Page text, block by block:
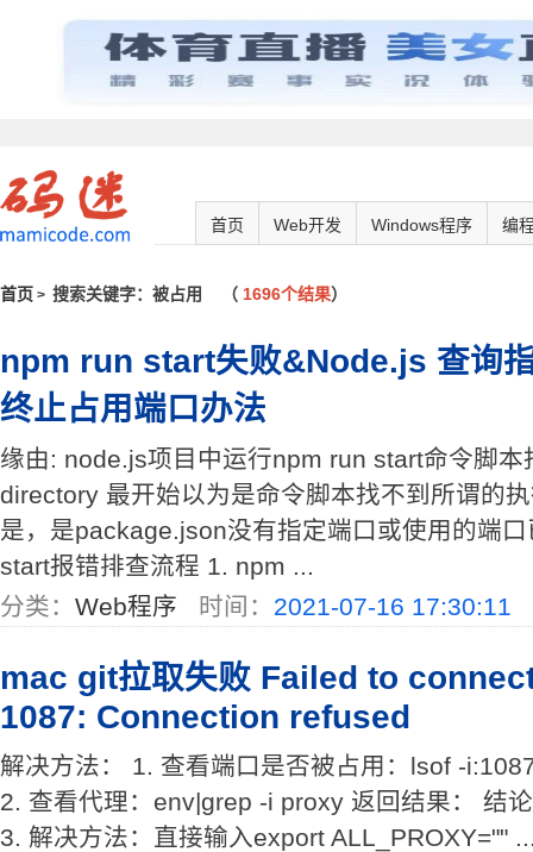
首页 Web开发 Windows程序 编
首页 > 搜索关键字：被占用 （ 1696个结果）
npm run start失败&Node.js 查询
终止占用端口办法
缘由: node.js项目中运行npm run start命令脚
directory 最开始以为是命令脚本找不到所谓的
是，是package.json没有指定端口或使用的端
start报错排查流程 1. npm ...
分类： Web程序 时间： 2021-07-16 17:30:11
mac git拉取失败 Failed to
1087: Connection refused
解决方法： 1. 查看端口是否被占用：lsof -
2. 查看代理：env|grep -i proxy 返回结果： 结
3. 解决方法：直接输入export ALL_PROXY=""